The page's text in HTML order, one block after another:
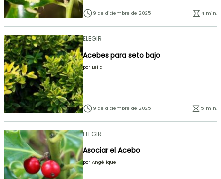
9 de diciembre de 2025 4 min.
ELEGIR
Acebes para seto bajo
por Leïla
9 de diciembre de 2025 5 min.
ELEGIR
Asociar el Acebo
por Angélique